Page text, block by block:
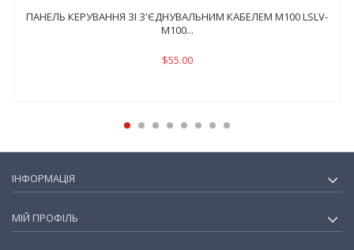
ПАНЕЛЬ КЕРУВАННЯ ЗІ З'ЄДНУВАЛЬНИМ КАБЕЛЕМ M100 LSLV-
M100...
$55.00
ІНФОРМАЦІЯ
МІЙ ПРОФІЛЬ